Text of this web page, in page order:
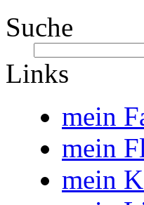
Suche
Links
mein
mein
mein